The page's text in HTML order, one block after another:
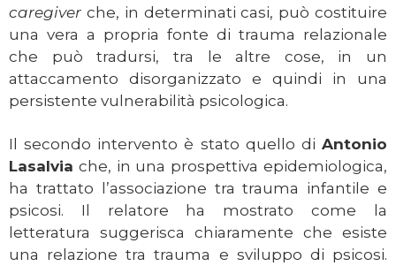
caregiver che, in determinati casi, può costituire
una vera a propria fonte di trauma relazionale
che può tradursi, tra le altre cose, in un
attaccamento disorganizzato e quindi in una
persistente vulnerabilità psicologica.
Il secondo intervento è stato quello di Antonio
Lasalvia che, in una prospettiva epidemiologica,
ha trattato l’associazione tra trauma infantile e
psicosi. Il relatore ha mostrato come la
letteratura suggerisca chiaramente che esiste
una relazione tra trauma e sviluppo di psicosi.